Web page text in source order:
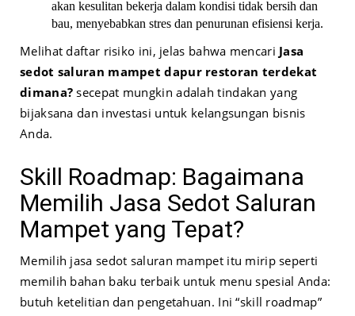
akan kesulitan bekerja dalam kondisi tidak bersih dan
bau, menyebabkan stres dan penurunan efisiensi kerja.
Melihat daftar risiko ini, jelas bahwa mencari Jasa
sedot saluran mampet dapur restoran terdekat
dimana? secepat mungkin adalah tindakan yang
bijaksana dan investasi untuk kelangsungan bisnis
Anda.
Skill Roadmap: Bagaimana
Memilih Jasa Sedot Saluran
Mampet yang Tepat?
Memilih jasa sedot saluran mampet itu mirip seperti
memilih bahan baku terbaik untuk menu spesial Anda:
butuh ketelitian dan pengetahuan. Ini “skill roadmap”